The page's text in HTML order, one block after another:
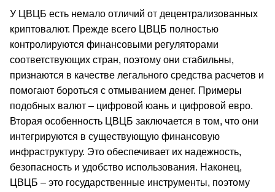
У ЦВЦБ есть немало отличий от децентрализованных
криптовалют. Прежде всего ЦВЦБ полностью
контролируются финансовыми регуляторами
соответствующих стран, поэтому они стабильны,
признаются в качестве легального средства расчетов и
помогают бороться с отмыванием денег. Примеры
подобных валют – цифровой юань и цифровой евро.
Вторая особенность ЦВЦБ заключается в том, что они
интегрируются в существующую финансовую
инфраструктуру. Это обеспечивает их надежность,
безопасность и удобство использования. Наконец,
ЦВЦБ – это государственные инструменты, поэтому